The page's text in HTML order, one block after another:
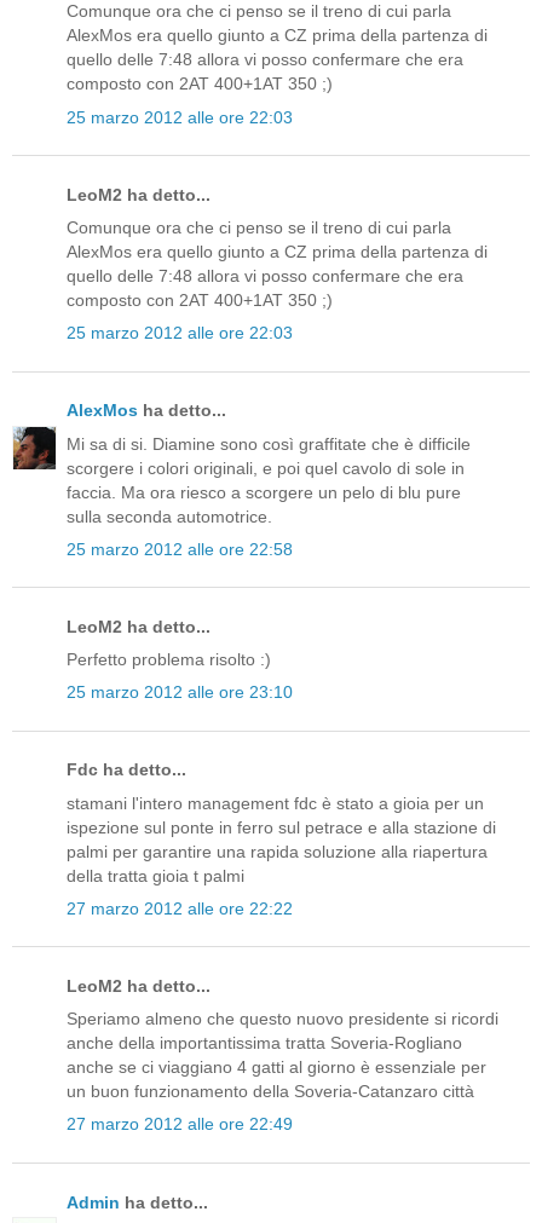
Comunque ora che ci penso se il treno di cui parla
AlexMos era quello giunto a CZ prima della partenza di
quello delle 7:48 allora vi posso confermare che era
composto con 2AT 400+1AT 350 ;)
25 marzo 2012 alle ore 22:03
LeoM2 ha detto...
Comunque ora che ci penso se il treno di cui parla
AlexMos era quello giunto a CZ prima della partenza di
quello delle 7:48 allora vi posso confermare che era
composto con 2AT 400+1AT 350 ;)
25 marzo 2012 alle ore 22:03
AlexMos ha detto...
Mi sa di si. Diamine sono così graffitate che è difficile
scorgere i colori originali, e poi quel cavolo di sole in
faccia. Ma ora riesco a scorgere un pelo di blu pure
sulla seconda automotrice.
25 marzo 2012 alle ore 22:58
LeoM2 ha detto...
Perfetto problema risolto :)
25 marzo 2012 alle ore 23:10
Fdc ha detto...
stamani l'intero management fdc è stato a gioia per un
ispezione sul ponte in ferro sul petrace e alla stazione di
palmi per garantire una rapida soluzione alla riapertura
della tratta gioia t palmi
27 marzo 2012 alle ore 22:22
LeoM2 ha detto...
Speriamo almeno che questo nuovo presidente si ricordi
anche della importantissima tratta Soveria-Rogliano
anche se ci viaggiano 4 gatti al giorno è essenziale per
un buon funzionamento della Soveria-Catanzaro città
27 marzo 2012 alle ore 22:49
Admin ha detto...